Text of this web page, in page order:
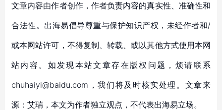
文章内容由作者创作，作者负责内容的真实性、准确性和
合法性。出海易倡导尊重与保护知识产权，未经作者和/
或本网站许可，不得复制、转载、或以其他方式使用本网
站内容。如发现本站文章存在版权问题，烦请联系
chuhaiyi@baidu.com，我们将及时核实处理。文章来
源：艾瑞，本文为作者独立观点，不代表出海易立场。